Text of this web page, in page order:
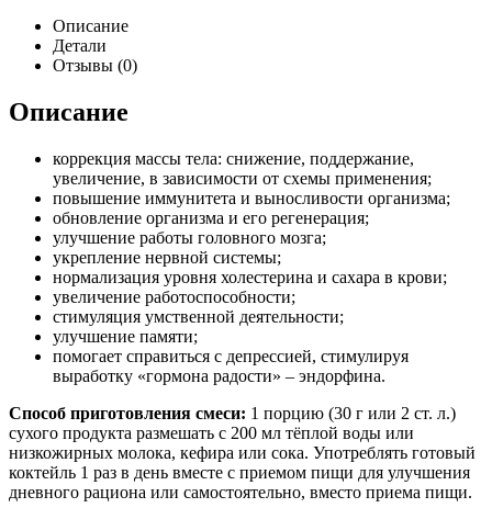
Описание
Детали
Отзывы (0)
Описание
коррекция массы тела: снижение, поддержание,
увеличение, в зависимости от схемы применения;
повышение иммунитета и выносливости организма;
обновление организма и его регенерация;
улучшение работы головного мозга;
укрепление нервной системы;
нормализация уровня холестерина и сахара в крови;
увеличение работоспособности;
стимуляция умственной деятельности;
улучшение памяти;
помогает справиться с депрессией, стимулируя
выработку «гормона радости» – эндорфина.
Способ приготовления смеси: 1 порцию (30 г или 2 ст. л.)
сухого продукта размешать с 200 мл тёплой воды или
низкожирных молока, кефира или сока. Употреблять готовый
коктейль 1 раз в день вместе с приемом пищи для улучшения
дневного рациона или самостоятельно, вместо приема пищи.